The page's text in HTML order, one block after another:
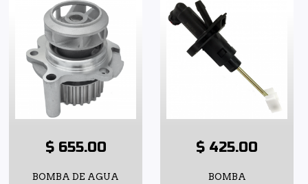
$ 655.00
BOMBA DE AGUA
$ 425.00
BOMBA